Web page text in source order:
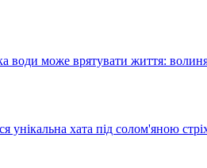
води може врятувати життя:
унікальна хата під солом'яною